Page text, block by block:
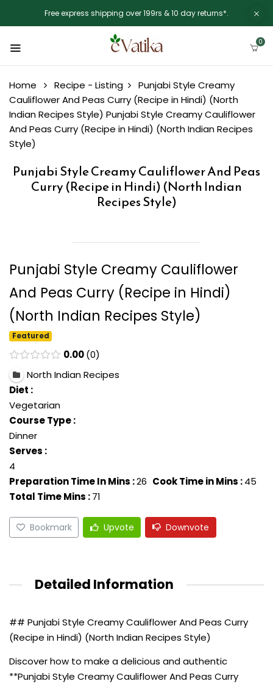
Free express shipping over 199rs & 10 day returns*.
0
Home Recipe - Listing
Punjabi Style Creamy
Cauliflower And Peas Curry (Recipe in Hindi) (North
Indian Recipes Style) Punjabi Style Creamy Cauliflower
And Peas Curry (Recipe in Hindi) (North Indian Recipes
Style)
Punjabi Style Creamy Cauliflower And Peas
Curry (Recipe in Hindi) (North Indian
Recipes Style)
Punjabi Style Creamy Cauliflower
And Peas Curry (Recipe in Hindi)
(North Indian Recipes Style)
Featured
0.00 0
North Indian Recipes
Diet :
Vegetarian
Course Type :
Dinner
Serves :
4
Preparation Time In Mins :26 Cook Time in Mins :45
Total Time Mins :71
Bookmark Upvote Downvote
Detailed Information
## Punjabi Style Creamy Cauliflower And Peas Curry
(Recipe in Hindi) (North Indian Recipes Style)
Discover how to make a delicious and authentic
**Punjabi Style Creamy Cauliflower And Peas Curry